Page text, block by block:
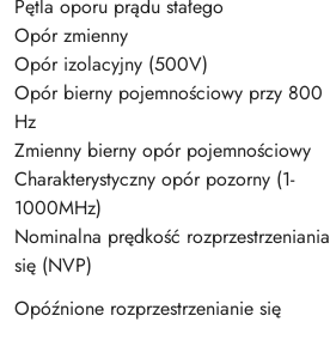
Pętla oporu prądu stałego
Opór zmienny
Opór izolacyjny (500V)
Opór bierny pojemnościowy przy 800
Hz
Zmienny bierny opór pojemnościowy
Charakterystyczny opór pozorny (1-
1000MHz)
Nominalna prędkość rozprzestrzeniania
się (NVP)
Opóźnione rozprzestrzenianie się